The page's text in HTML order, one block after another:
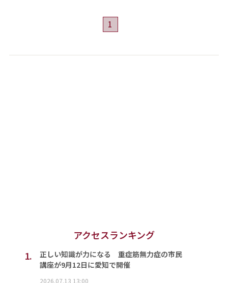
1
アクセスランキング
1.
正しい知識が力になる 重症筋無力症の市民
講座が9月12日に愛知で開催
2026.07.13 13:00